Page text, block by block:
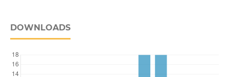
DOWNLOADS